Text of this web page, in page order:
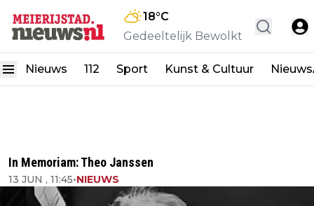
18°C
Gedeeltelijk Bewolkt
Nieuws 112 Sport Kunst & Cultuur
In Memoriam: Theo Janssen
13 JUN , 11:45•NIEUWS